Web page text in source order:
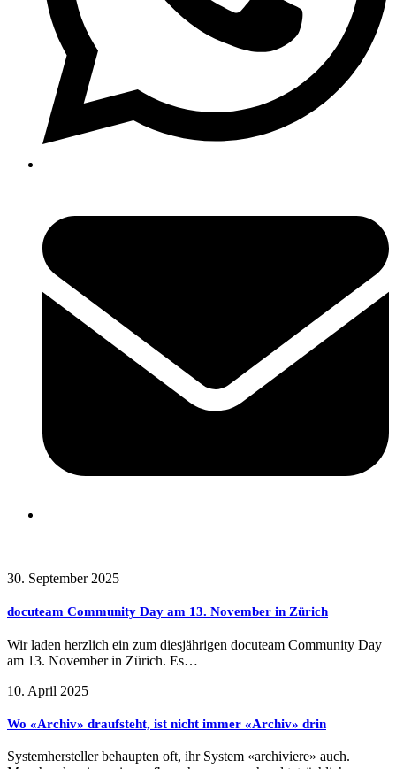
30. September 2025
docuteam Community Day am 13. November in Zürich
Wir laden herzlich ein zum diesjährigen docuteam Community Day
am 13. November in Zürich. Es…
10. April 2025
Wo «Archiv» draufsteht, ist nicht immer «Archiv» drin
Systemhersteller behaupten oft, ihr System «archiviere» auch.